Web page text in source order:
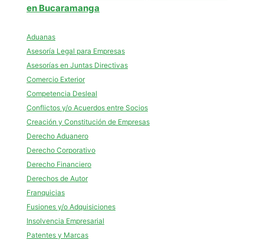
en Bucaramanga
Aduanas
Asesoría Legal para Empresas
Asesorías en Juntas Directivas
Comercio Exterior
Competencia Desleal
Conflictos y/o Acuerdos entre Socios
Creación y Constitución de Empresas
Derecho Aduanero
Derecho Corporativo
Derecho Financiero
Derechos de Autor
Franquicias
Fusiones y/o Adquisiciones
Insolvencia Empresarial
Patentes y Marcas